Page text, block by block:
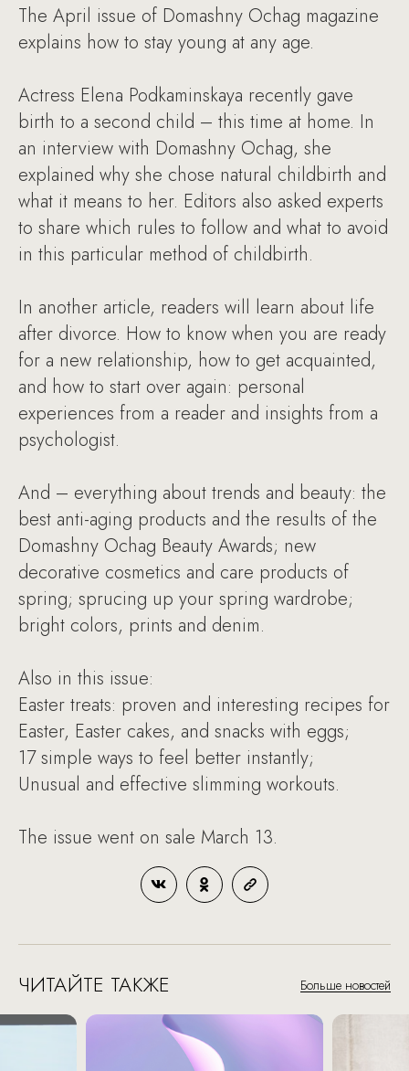
The April issue of Domashny Ochag magazine
explains how to stay young at any age.
Actress Elena Podkaminskaya recently gave
birth to a second child – this time at home. In
an interview with Domashny Ochag, she
explained why she chose natural childbirth and
what it means to her. Editors also asked experts
to share which rules to follow and what to avoid
in this particular method of childbirth.
In another article, readers will learn about life
after divorce. How to know when you are ready
for a new relationship, how to get acquainted,
and how to start over again: personal
experiences from a reader and insights from a
psychologist.
And – everything about trends and beauty: the
best anti-aging products and the results of the
Domashny Ochag Beauty Awards; new
decorative cosmetics and care products of
spring; sprucing up your spring wardrobe;
bright colors, prints and denim.
Also in this issue:
Easter treats: proven and interesting recipes for
Easter, Easter cakes, and snacks with eggs;
17 simple ways to feel better instantly;
Unusual and effective slimming workouts.
The issue went on sale March 13.
ЧИТАЙТЕ ТАКЖЕ Больше новостей